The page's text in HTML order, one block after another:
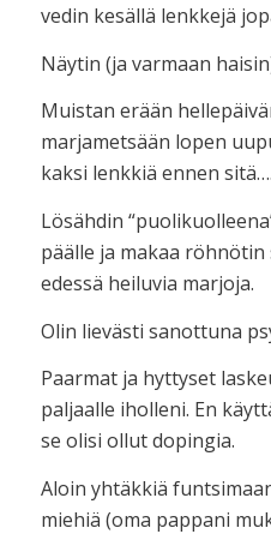
vedin kesällä lenkkejä
Näytin (ja varmaan
Muistan erään
marjametsään lopen
kaksi lenkkiä ennen sitä….
Lösähdin
päälle ja makaa
edessä heiluvia marjoja.
Olin lievästi sanottuna
Paarmat ja hyttyset
paljaalle iholleni. En
se olisi ollut dopingia.
Aloin yhtäkkiä
miehiä (oma pappani